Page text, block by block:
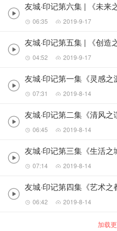
友城·印记第六集 | 《未来
06:35 2019-9-17
友城·印记第五集 | 《创造
04:52 2019-9-17
友城·印记第一集《灵感之
07:31 2019-8-14
友城·印记第二集《清风之
06:45 2019-8-14
友城·印记第三集《生活之
07:14 2019-8-14
友城·印记第四集《艺术之
06:42 2019-8-14
加载